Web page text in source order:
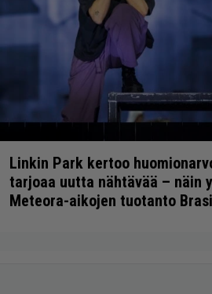
Linkin Park kertoo
tarjoaa uutta nähtävää – näin
Meteora-aikojen tuotanto